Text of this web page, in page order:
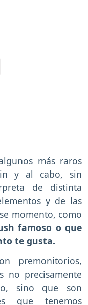
más raros
y al cabo, sin
de distinta
y de las
momento, como
famoso o que
te gusta.
premonitorios,
no precisamente
sino que son
que tenemos